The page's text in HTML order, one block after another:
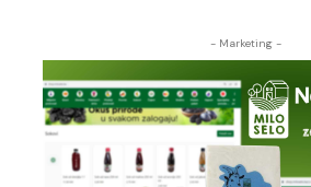
- Marketing -